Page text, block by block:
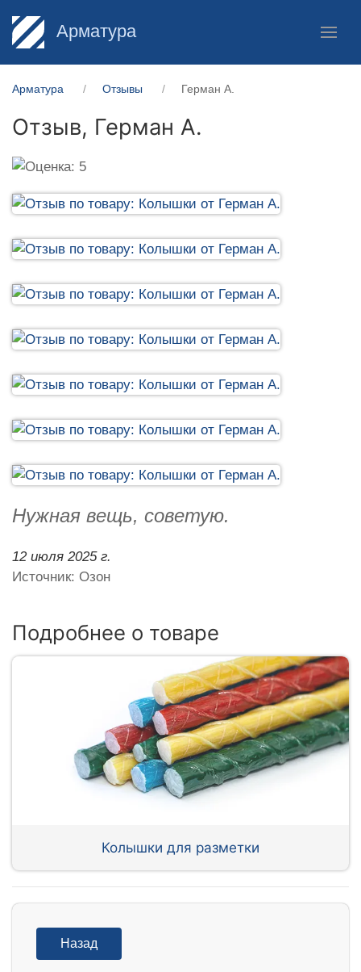
Арматура
Арматура Отзывы Герман А.
Отзыв, Герман А.
Нужная вещь, советую.
12 июля 2025 г.
Источник: Озон
Подробнее о товаре
Колышки для разметки
Назад